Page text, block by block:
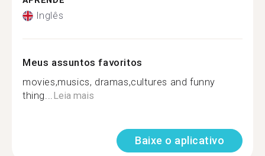
Inglês
Meus assuntos favoritos
movies,musics, dramas,cultures and funny
thing...Leia mais
Baixe o aplicativo